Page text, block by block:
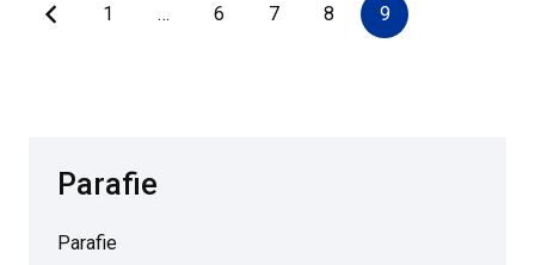
1 … 6 7 8 9
Parafie
Parafie